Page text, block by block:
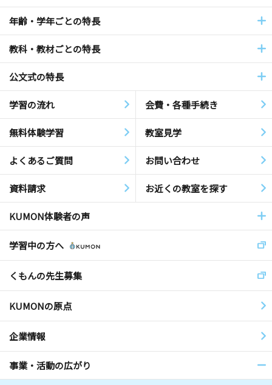
年齢・学年ごとの特長
教科・教材ごとの特長
公文式の特長
学習の流れ 会費・各種手続き
無料体験学習 教室見学
よくあるご質問 お問い合わせ
資料請求 お近くの教室を探す
KUMON体験者の声
学習中の方へ
くもんの先生募集
KUMONの原点
企業情報
事業・活動の広がり